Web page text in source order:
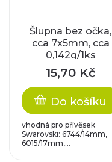
Šlupna bez očka,
cca 7x5mm, cca
0,142g/1ks
15,70 Kč
Do košíku
vhodná pro přívěsek
Swarovski: 6744/14mm,
6015/17mm,...